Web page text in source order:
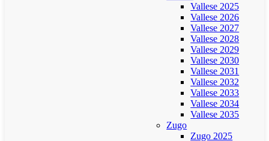
Vallese 2025
Vallese 2026
Vallese 2027
Vallese 2028
Vallese 2029
Vallese 2030
Vallese 2031
Vallese 2032
Vallese 2033
Vallese 2034
Vallese 2035
Zugo
Zugo 2025